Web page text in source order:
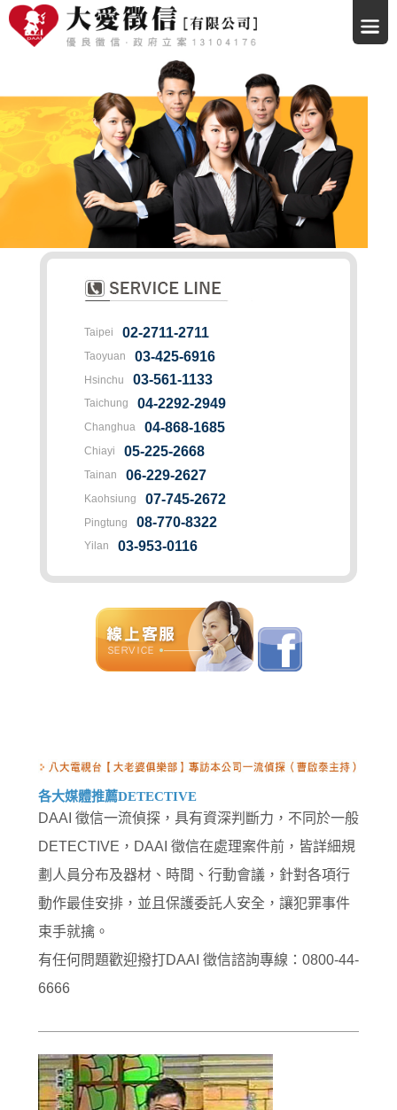
Taipei 02-2711-2711
Taoyuan 03-425-6916
Hsinchu 03-561-1133
Taichung 04-2292-2949
Changhua 04-868-1685
Chiayi 05-225-2668
Tainan 06-229-2627
Kaohsiung 07-745-2672
Pingtung 08-770-8322
Yilan 03-953-0116
各大媒體推薦DETECTIVE
DAAI 徵信一流偵探，具有資深判斷力，不同於一般
DETECTIVE，DAAI 徵信在處理案件前，皆詳細規
劃人員分布及器材、時間、行動會議，針對各項行
動作最佳安排，並且保護委託人安全，讓犯罪事件
束手就擒。
有任何問題歡迎撥打DAAI 徵信諮詢專線：0800-44-
6666